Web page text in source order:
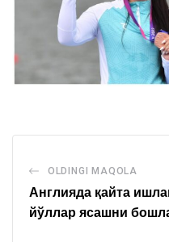
OLDINGI MAQOLA
Англияда қайта
йўллар ясашни